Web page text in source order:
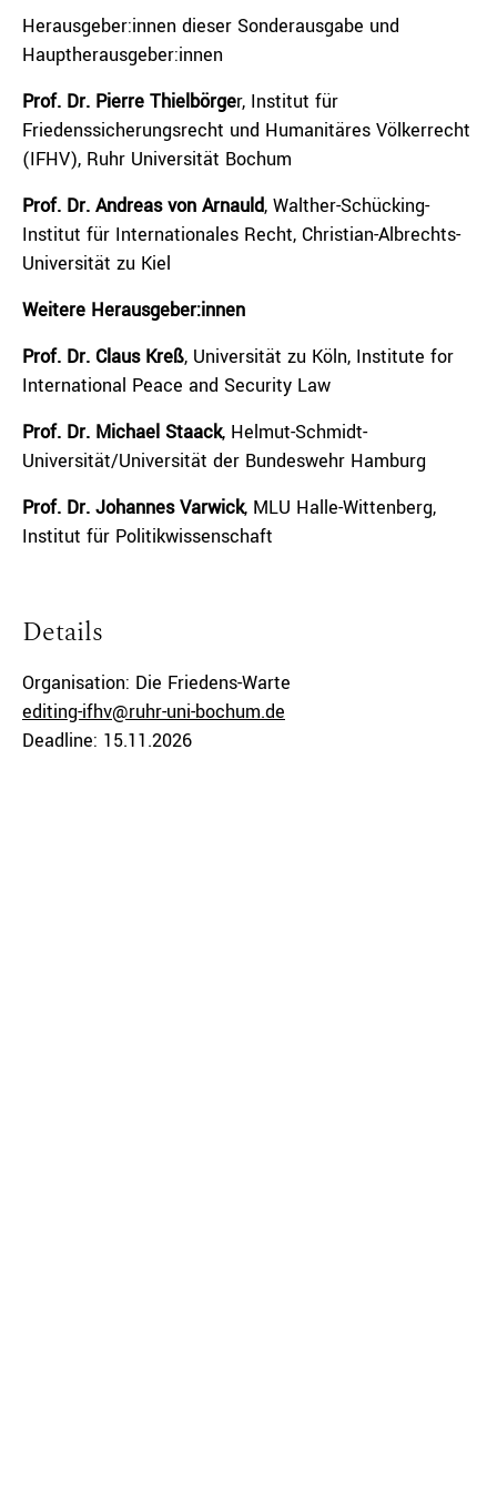
Herausgeber:innen dieser Sonderausgabe und
Hauptherausgeber:innen
Prof. Dr. Pierre Thielbörger, Institut für
Friedenssicherungsrecht und Humanitäres Völkerrecht
(IFHV), Ruhr Universität Bochum
Prof. Dr. Andreas von Arnauld, Walther-Schücking-
Institut für Internationales Recht, Christian-Albrechts-
Universität zu Kiel
Weitere Herausgeber:innen
Prof. Dr. Claus Kreß, Universität zu Köln, Institute for
International Peace and Security Law
Prof. Dr. Michael Staack, Helmut-Schmidt-
Universität/Universität der Bundeswehr Hamburg
Prof. Dr. Johannes Varwick, MLU Halle-Wittenberg,
Institut für Politikwissenschaft
Details
Organisation: Die Friedens-Warte
editing-ifhv@ruhr-uni-bochum.de
Deadline: 15.11.2026